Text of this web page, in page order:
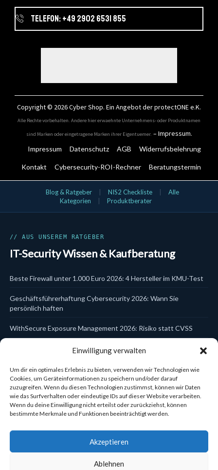
Einwilligung verwalten
Um dir ein optimales Erlebnis zu bieten, verwenden wir Technologien wie
Cookies, um Geräteinformationen zu speichern und/oder darauf
zuzugreifen. Wenn du diesen Technologien zustimmst, können wir Daten
wie das Surfverhalten oder eindeutige IDs auf dieser Website verarbeiten.
Wenn du deine Einwilligung nicht erteilst oder zurückziehst, können
bestimmte Merkmale und Funktionen beeinträchtigt werden.
Akzeptieren
Ablehnen
Telefon: +49 2902 6531 855
Copyright © 2026Cyber Shop. Ein Angebot der protectONE e.K.
Alle Rechte vorbehalten. Andere hier erwaehnte Unternehmens- oder Produktnamen
sind Marken oder eingetragene Marken ihrer Eigentuemer. –Impressum.
Impressum Datenschutz AGB Widerrufsbelehrung
Kontakt Cybersecurity-ROI-Rechner Beratungstermin
IT-Security Kategorien
Bundles
Data Security
DSGVO & KI
Endpoint Security
Firewalls
Hersteller
Incident Response
Kanzlei-Schulungen
MDR
MFA
Mobile Security
NDR
Network Security
Netzwerk-Zubehör
Schulungen & Compliance
Security Awareness
Blog & Ratgeber NIS2 Checkliste
Alle
Kategorien
Produktberater
// AUS UNSEREM RATGEBER
IT-Security Wissen & Kaufberatung
Beste Firewall unter 1.000 Euro 2026: 4 Hersteller im KMU-Test
Geschäftsführerhaftung Cybersecurity 2026: Wann Sie
persönlich haften
WithSecure Exposure Management 2026: Risiko statt CVSS
Trellix Data Encryption DSGVO 2026: Laptop- und USB-Schutz
WatchGuard Cloud Firebox einrichten 2026: In 5 Schritten zur
zentral verwalteten Firewall
Sophos Central Konsole 2026: Eine Plattform für 6
Sicherheitsbereiche
Cynet Elite vs Ultimate 2026: Welche Lizenz passt zum KMU?